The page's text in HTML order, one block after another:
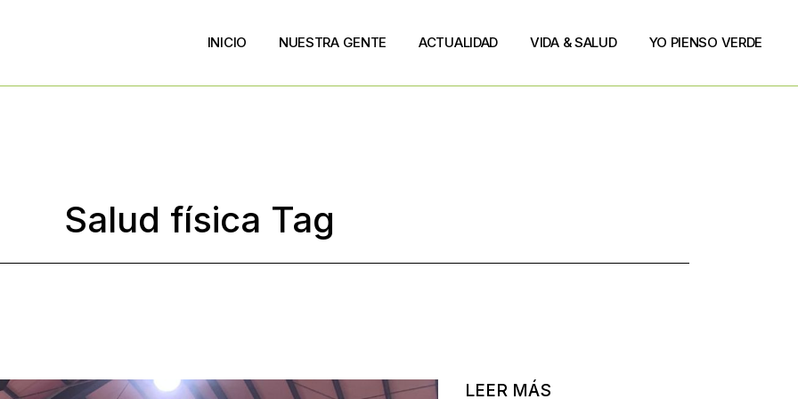
INICIO NUESTRA GENTE ACTUALIDAD VIDA & SALUD YO PIENSO VERDE
Salud física Tag
LEER MÁS